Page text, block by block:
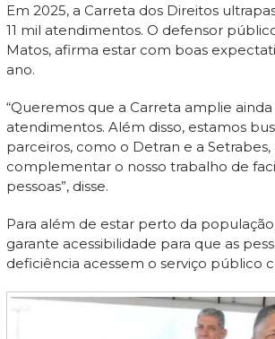
Em 2025, a Carreta dos Direitos
11 mil atendimentos. O defensor
Matos, afirma estar com boas
ano.
“Queremos que a Carreta amplie ainda
atendimentos. Além disso, estamos
parceiros, como o Detran e a Setrabes,
complementar o nosso trabalho de
pessoas”, disse.
Para além de estar perto da
garante acessibilidade para que as
deficiência acessem o serviço público